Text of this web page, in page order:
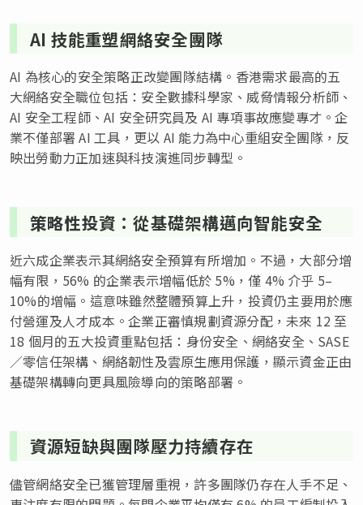
AI 技能重塑網絡安全團隊
AI 為核心的安全策略正改變團隊結構。香港需求最高的五
大網絡安全職位包括：安全數據科學家、威脅情報分析師、
AI 安全工程師、AI 安全研究員及 AI 專項事故應變專才。企
業不僅部署 AI 工具，更以 AI 能力為中心重組安全團隊，反
映出勞動力正加速與科技演進同步轉型。
策略性投資：從基礎架構邁向智能安全
近六成企業表示其網絡安全預算有所增加。不過，大部分增
幅有限，56% 的企業表示增幅低於 5%，僅 4% 介乎 5–
10%的增幅。這意味雖然整體預算上升，投資仍主要用於應
付營運及人才成本。企業正審慎規劃資源分配，未來 12 至
18 個月的五大投資重點包括：身份安全、網絡安全、SASE
／零信任架構、網絡韌性及雲原生應用保護，顯示資金正由
基礎架構轉向更具風險導向的策略部署。
資源短缺與團隊壓力持續存在
儘管網絡安全已獲管理層重視，許多團隊仍存在人手不足、